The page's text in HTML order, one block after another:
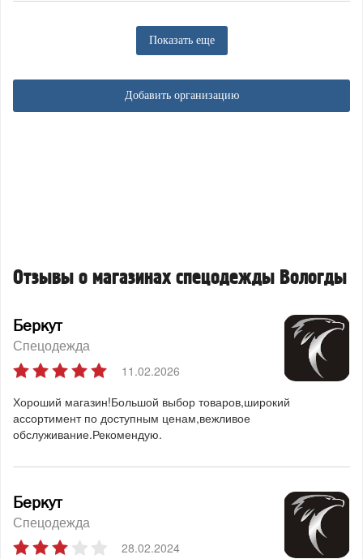
Показать еще
Добавить организацию
Отзывы о магазинах спецодежды Вологды
Беркут
Спецодежда
11.02.2026
Хороший магазин!Большой выбор товаров,широкий
ассортимент по доступным ценам,вежливое
обслуживание.Рекомендую.
Беркут
Спецодежда
28.02.2024